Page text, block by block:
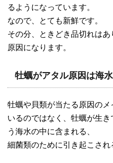
るようになっています。
なので、とても新鮮です。
その分、ときどき品切れは
原因になります。
牡蠣がアタル原因は海
牡蠣や貝類が当たる原因の
いるのではなく、牡蠣が生
う海水の中に含まれる、
細菌類のために引き起こされ